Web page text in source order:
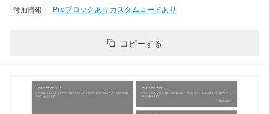
付加情報
Proブロックあり カスタムコードあり
コピーする